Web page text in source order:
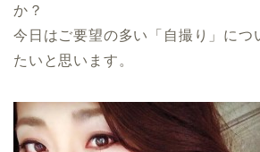
か？
今日はご要望の多い「自撮り」につ
たいと思います。